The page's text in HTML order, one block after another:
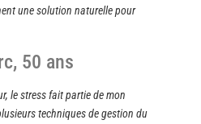
une solution naturelle pour
50 ans
le stress fait partie de mon
techniques de gestion du